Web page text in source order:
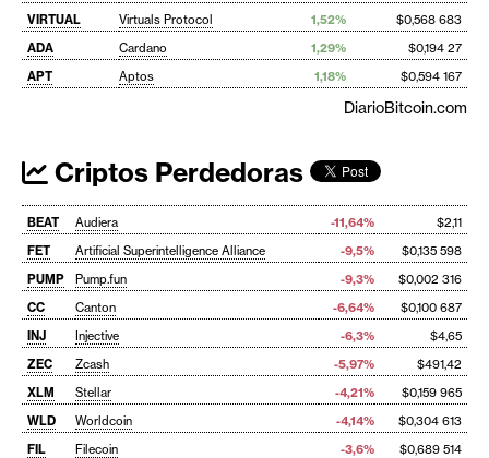
VIRTUAL
Virtuals Protocol 1,52%
$0,568 683
ADA
Cardano 1,29%
$0,194 27
APT
Aptos 1,18% $0,594 167
DiarioBitcoin.com
Criptos Perdedoras
BEAT Audiera -11,64%
$2,11
FET
Artificial Superintelligence Alliance -9,5%
$0,135 598
PUMP
Pump.fun -9,3%
$0,002 316
CC
Canton -6,64%
$0,100 687
INJ
Injective -6,3%
$4,65
ZEC
Zcash -5,97%
$491,42
XLM
Stellar -4,21%
$0,159 965
WLD
Worldcoin -4,14%
$0,304 613
FIL
Filecoin -3,6%
$0,689 514